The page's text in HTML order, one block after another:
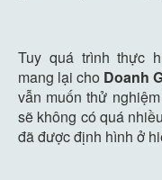
Tuy quá trình thực
mang lại cho Doanh
vẫn muốn thử
sẽ không có quá
đã được định hình ở